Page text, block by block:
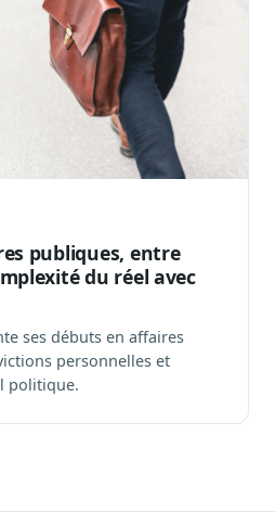
publiques, entre
du réel avec
ses débuts en affaires
personnelles et
politique.